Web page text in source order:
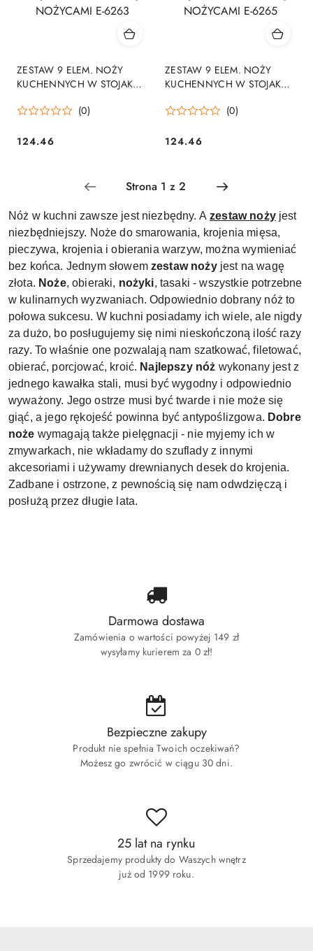
ZESTAW 9 ELEM. NOŻY
KUCHENNYCH W STOJAKU
E-6263
(0)
Cena:
124.46
ZESTAW 9 ELEM. NOŻY
KUCHENNYCH W STOJAKU
E-6265
(0)
Cena:
124.46
Nóż w kuchni zawsze jest niezbędny. Azestaw nożyjest
niezbędniejszy. Noże do smarowania, krojenia mięsa,
pieczywa, krojenia i obierania warzyw, można wymieniać
bez końca. Jednym słowemzestaw nożyjest na wagę
złota. Noże, obieraki, nożyki, tasaki - wszystkie potrzebne
w kulinarnych wyzwaniach. Odpowiednio dobrany nóż to
połowa sukcesu. W kuchni posiadamy ich wiele, ale nigdy
za dużo, bo posługujemy się nimi nieskończoną ilość razy
razy. To właśnie one pozwalają nam szatkować, filetować,
obierać, porcjować, kroić. Najlepszy nóż wykonany jest z
jednego kawałka stali, musi być wygodny i odpowiednio
wyważony. Jego ostrze musi być twarde i nie może się
giąć, a jego rękojeść powinna być antypoślizgowa. Dobre
noże wymagają także pielęgnacji - nie myjemy ich w
zmywarkach, nie wkładamy do szuflady z innymi
akcesoriami i używamy drewnianych desek do krojenia.
Zadbane i ostrzone, z pewnością się nam odwdzięczą i
posłużą przez długie lata.
Darmowa dostawa
Zamówienia o wartości powyżej 149 zł
wysyłamy kurierem za 0 zł!
Bezpieczne zakupy
Produkt nie spełnia Twoich oczekiwań?
Możesz go zwrócić w ciągu 30 dni.
25 lat na rynku
Sprzedajemy produkty do Waszych wnętrz
już od 1999 roku.